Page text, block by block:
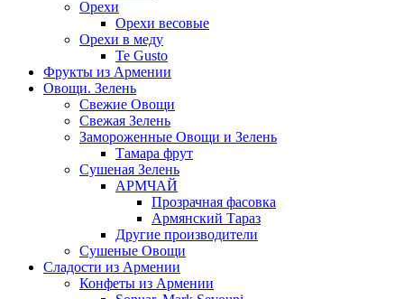
Орехи
Орехи весовые
Орехи в меду
Te Gusto
Фрукты из Армении
Овощи. Зелень
Свежие Овощи
Свежая Зелень
Замороженные Овощи и Зелень
Тамара фрут
Сушеная Зелень
АРМЧАЙ
Прозрачная фасовка
Армянский Тараз
Другие производители
Сушеные Овощи
Сладости из Армении
Конфеты из Армении